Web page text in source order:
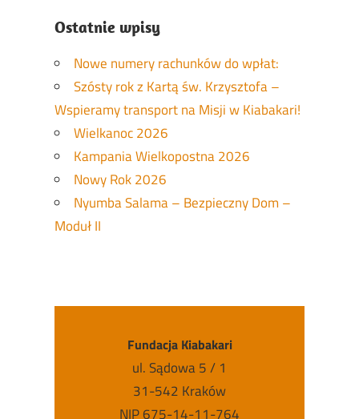
Ostatnie wpisy
Nowe numery rachunków do wpłat:
Szósty rok z Kartą św. Krzysztofa –
Wspieramy transport na Misji w Kiabakari!
Wielkanoc 2026
Kampania Wielkopostna 2026
Nowy Rok 2026
Nyumba Salama – Bezpieczny Dom –
Moduł II
Fundacja Kiabakari
ul. Sądowa 5 / 1
31-542 Kraków
NIP 675-14-11-764